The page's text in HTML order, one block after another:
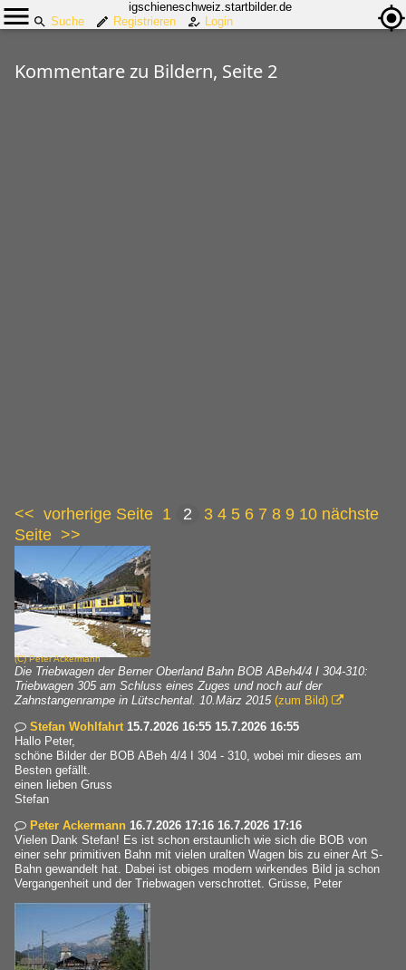
igschieneschweiz.startbilder.de
Suche
Registrieren Login
Kommentare zu Bildern, Seite 2
<< vorherige Seite 1 2 3 4 5 6 7 8 9 10 nächste
Seite >>
(C)Peter Ackermann
Die Triebwagen der Berner Oberland Bahn BOB ABeh4/4 I 304-310:
Triebwagen 305 am Schluss eines Zuges und noch auf der
Zahnstangenrampe in Lütschental. 10.März 2015 (zum Bild) 
 Stefan Wohlfahrt 15.7.2026 16:55 15.7.2026 16:55
Hallo Peter,
schöne Bilder der BOB ABeh 4/4 I 304 - 310, wobei mir dieses am
Besten gefällt.
einen lieben Gruss
Stefan
 Peter Ackermann 16.7.2026 17:16 16.7.2026 17:16
Vielen Dank Stefan! Es ist schon erstaunlich wie sich die BOB von
einer sehr primitiven Bahn mit vielen uralten Wagen bis zu einer Art S-
Bahn gewandelt hat. Dabei ist obiges modern wirkendes Bild ja schon
Vergangenheit und der Triebwagen verschrottet. Grüsse, Peter